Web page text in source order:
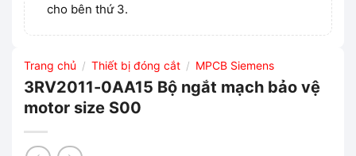
cho bên thứ 3.
Trang chủ / Thiết bị đóng cắt / MPCB Siemens
3RV2011-0AA15 Bộ ngắt mạch bảo vệ
motor size S00